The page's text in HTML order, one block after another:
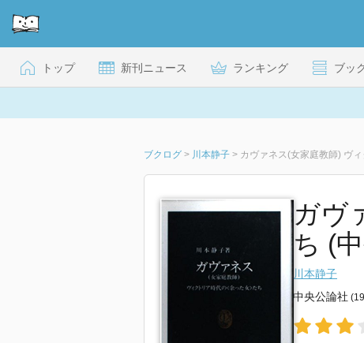
トップ 新刊ニュース ランキング ブッ
ブクログ > 川本静子 > カヴァネス(女家庭教師) ヴ
ガヴ
ち (
川本静子
中央公論社